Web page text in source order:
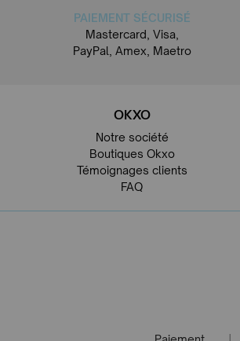
PAIEMENT SÉCURISÉ
Mastercard, Visa,
PayPal, Amex, Maetro
OKXO
Notre société
Boutiques Okxo
Témoignages clients
FAQ